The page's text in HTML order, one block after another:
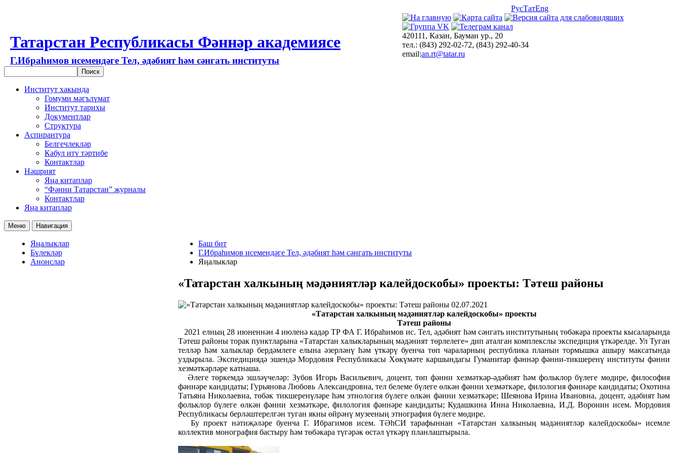
РусТатEng
Татарстан Республикасы Фәннәр академиясе
Г.Ибраһимов исемендәге Тел, әдәбият һәм сәнгать институты
420111, Казан, Бауман ур., 20
тел.: (843) 292-02-72, (843) 292-40-34
email:an.rt@tatar.ru
Институт хакында
Гомуми мәгълүмат
Институт тарихы
Документлар
Структура
Аспирантура
Белгечлекләр
Кабул итү тәртибе
Контактлар
Нәшрият
Яңа китаплар
“Фәнни Татарстан” журналы
Контактлар
Яңа китаплар
Меню Навигация
Яңалыклар
Бүлекләр
Анонслар
Баш бит
Г.Ибраһимов исемендәге Тел, әдәбият һәм сәнгать институты
Яңалыклар
«Татарстан халкының мәдәниятләр калейдоскобы» проекты: Тәтеш районы
02.07.2021
«Татарстан халкының мәдәниятләр калейдоскобы» проекты
Тәтеш районы
2021 елның 28 июненнән 4 июленә кадәр ТР ФА Г. Ибраһимов ис. Тел, әдәбият һәм сәнгать институтының төбәкара проекты кысаларында
Тәтеш районы торак пунктларына «Татарстан халыкларының мәдәният төрлелеге» дип аталган комплекслы экспедиция үткәрелде. Ул Туган
телләр һәм халыклар бердәмлеге елына әзерләнү һәм үткәрү буенча төп чараларның республика планын тормышка ашыру максатында
уздырыла. Экспедициядә эшендә Мордовия Республикасы Хөкүмәте каршындагы Гуманитар фәннәр фәнни-тикшеренү институты фәнни
хезмәткәрләре катнаша.
Әлеге төркемдә эшләүчеләр: Зубов Игорь Васильевич, доцент, төп фәнни хезмәткәр-әдәбият һәм фольклор бүлеге мөдире, философия
фәннәре кандидаты; Гурьянова Любовь Александровна, тел белеме бүлеге өлкән фәнни хезмәткәре, филология фәннәре кандидаты; Охотина
Татьяна Николаевна, төбәк тикшеренүләре һәм этнология бүлеге өлкән фәнни хезмәткәре; Шеянова Ирина Ивановна, доцент, әдәбият һәм
фольклор бүлеге өлкән фәнни хезмәткәре, филология фәннәре кандидаты; Кудашкина Инна Николаевна, И.Д. Воронин исем. Мордовия
Республикасы берләштерелгән туган якны өйрәнү музееның этнография бүлеге мөдире.
Бу проект нәтиҗәләре буенча Г. Ибрагимов исем. ТӘһСИ тарафыннан «Татарстан халкының мәдәниятләр калейдоскобы» исемле
коллектив монография бастыру һәм төбәкара түгәрәк өстәл үткәрү планлаштырыла.